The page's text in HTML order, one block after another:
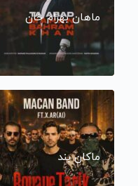
ماهان بهرام خان
ماکان بند